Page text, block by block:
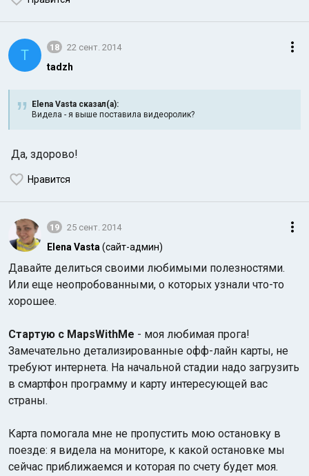
T 18 22 сент. 2014
tadzh
Elena Vasta сказал(а):
Видела - я выше поставила видеоролик?
Да, здорово!
Нравится
19 25 сент. 2014
Elena Vasta (сайт-админ)
Давайте делиться своими любимыми полезностями.
Или еще неопробованными, о которых узнали что-то
хорошее.
Стартую с MapsWithMe - моя любимая прога!
Замечательно детализированные офф-лайн карты, не
требуют интернета. На начальной стадии надо загрузить
в смартфон программу и карту интересующей вас
страны.
Карта помогала мне не пропустить мою остановку в
поезде: я видела на мониторе, к какой остановке мы
сейчас приближаемся и которая по счету будет моя.